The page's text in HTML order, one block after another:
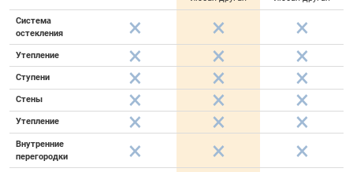
Система
остекления
Утепление
Ступени
Стены
Утепление
Внутренние
перегородки